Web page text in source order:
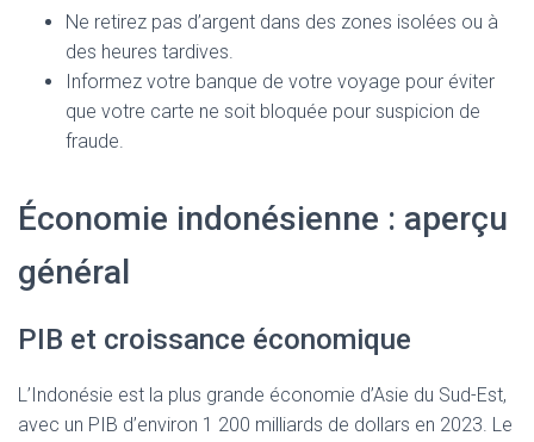
Ne retirez pas d’argent dans des zones isolées ou à
des heures tardives.
Informez votre banque de votre voyage pour éviter
que votre carte ne soit bloquée pour suspicion de
fraude.
Économie indonésienne : aperçu
général
PIB et croissance économique
L’Indonésie est la plus grande économie d’Asie du Sud-Est,
avec un PIB d’environ 1 200 milliards de dollars en 2023. Le